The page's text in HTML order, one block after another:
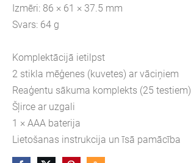
Izmēri: 86 × 61 × 37.5 mm
Svars: 64 g
Komplektācijā ietilpst
2 stikla mēģenes (kuvetes) ar vāciņiem
Reaģentu sākuma komplekts (25 testiem)
Šļirce ar uzgali
1 × AAA baterija
Lietošanas instrukcija un īsā pamācība